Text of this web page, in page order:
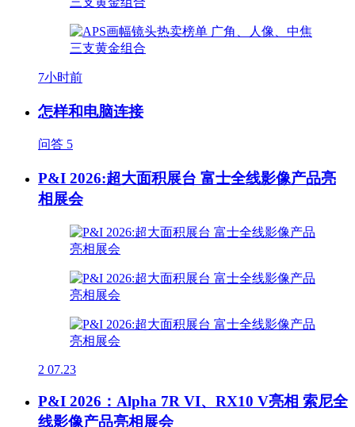
7小时前
怎样和电脑连接
问答 5
P&I 2026:超大面积展台 富士全线影像产品亮
相展会
2 07.23
P&I 2026：Alpha 7R VI、RX10 V亮相 索尼全
线影像产品亮相展会